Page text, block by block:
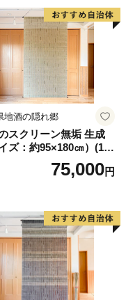
県 小牧市 お取り寄せ 送
地酒の隠れ郷
スクリーン無垢 生成
イズ：約95×180㎝）(14
75,000円